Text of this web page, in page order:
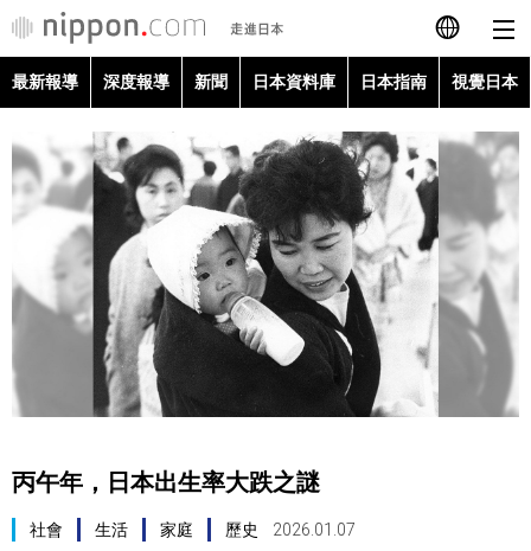
日本語
English
简体字
Français
Español
العربية
最新報導
深度報導
日本指南
最新報導 深度報導 新聞 日本資料庫 日本指南 視覺日本
丙午年，日本出生率大跌之謎
社會 生活 家庭 歷史 2026.01.07